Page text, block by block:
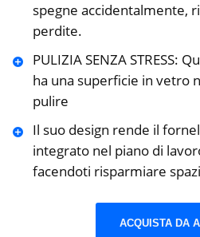
spegne accidentalmente,
perdite.
PULIZIA SENZA STRESS:
ha una superficie in vetro
pulire
Il suo design rende il
integrato nel piano di
facendoti risparmiare
ACQUISTA DA